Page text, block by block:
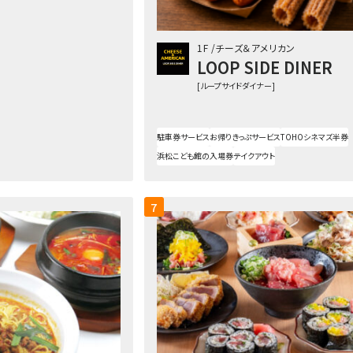
1F チーズ＆アメリカン
LOOP SIDE DINER
[ループサイドダイナー]
駐車券サービスお帰りきっぷサービスTOHOシネマズ半券
浜松こども館の入場券テイクアウト
7